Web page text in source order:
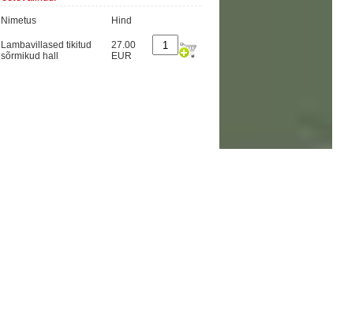
Nimetus Hind
Lambavillased tikitud
sõrmikud hall
27.00
EUR